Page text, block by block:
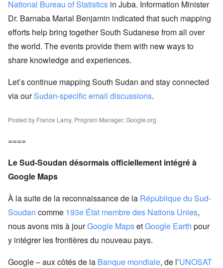
National Bureau of Statistics in Juba. Information Minister
Dr. Barnaba Marial Benjamin indicated that such mapping
efforts help bring together South Sudanese from all over
the world. The events provide them with new ways to
share knowledge and experiences.
Let’s continue mapping South Sudan and stay connected
via ourSudan-specific email discussions.
Posted by France Lamy, Program Manager, Google.org
====
Le Sud-Soudan désormais officiellement intégré à
Google Maps
À la suite de la reconnaissance de la République du Sud-
Soudan comme 193e État membre des Nations Unies,
nous avons mis à jourGoogle MapsetGoogle Earth pour
y intégrer les frontières du nouveau pays.
Google – aux côtés de la Banque mondiale, de l’UNOSAT